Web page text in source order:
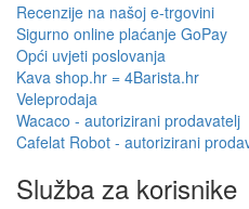
Recenzije na našoj e-trgovini
Sigurno online plaćanje GoPay
Opći uvjeti poslovanja
Kava shop.hr = 4Barista.hr
Veleprodaja
Wacaco - autorizirani prodavatelj
Cafelat Robot - autorizirani
Služba za korisnike